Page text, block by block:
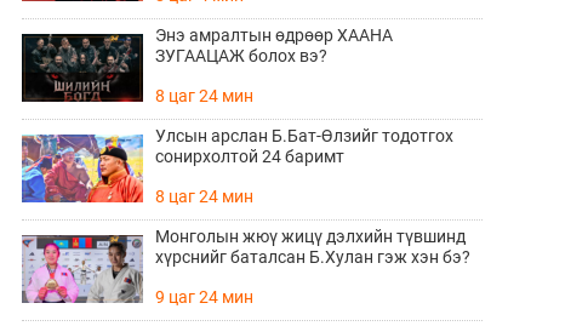
Энэ амралтын өдрөөр ХААНА
ЗУГААЦАЖ болох вэ?
8 цаг 24 мин
Улсын арслан Б.Бат-Өлзийг тодотгох
сонирхолтой 24 баримт
8 цаг 24 мин
Монголын жюү жицү дэлхийн түвшинд
хүрснийг баталсан Б.Хулан гэж хэн бэ?
9 цаг 24 мин